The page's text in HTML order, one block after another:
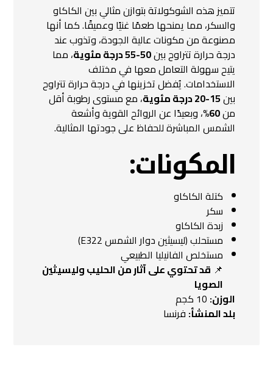
تتميز هذه الشوكولاتة بتوازن مثالي بين الكاكاو
والسكر، مما يمنحها طعمًا غنيًا وعميقًا. كما أنها
مصنوعة من مكونات عالية الجودة، وتذوب عند
درجة حرارة تتراوح بين50-55 درجة مئوية
، مما
يتيح سهولة التعامل معها في مختلف
الاستخدامات. يُفضل تخزينها في درجة حرارة تتراوح
بين15-20 درجة مئوية
، مع مستوى رطوبة أقل
من60% ، وبعيدًا عن الروائح القوية وأشعة
الشمس المباشرة للحفاظ على جودتها المثالية.
المكونات:
كتلة الكاكاو
سكر
زبدة الكاكاو
مستحلب (ليسيثين دوار الشمس E322)
مستخلص الفانيليا الطبيعي
📌 قد تحتوي على آثار من الحليب وليسيثين
الصويا
الوزن:
بلد المنشأ: فرنسا